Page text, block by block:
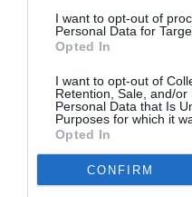
I want to opt-out of
Personal Data for
Opted In
I want to opt-out of
Retention, Sale, and/or
Personal Data that Is
Purposes for which it
Opted In
CONFIRM
Τέλος, είναι πολύ πολύ
Éric Puybaret,
βιβλίων
ξυλοπόδαρα (εκδ.
κλωστή δεμένη), είναι
φετινού φεστιβάλ με
εικονογραφημένα βιβλία
έκθεση. Ακόμη, ο ίδιος
για να μοιραστεί